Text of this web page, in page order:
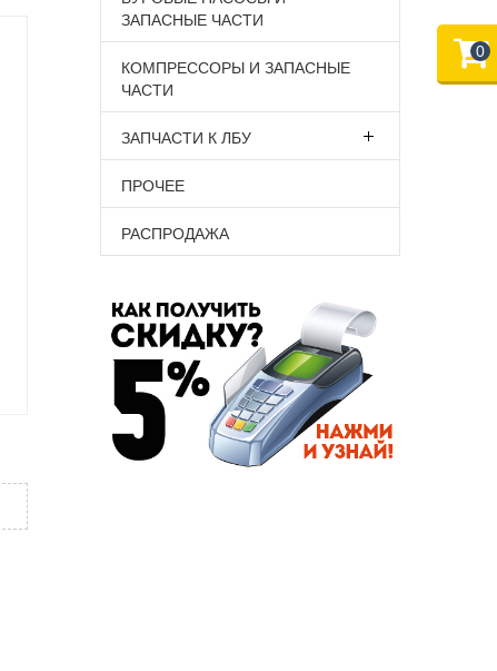
ЗАПАСНЫЕ ЧАСТИ
КОМПРЕССОРЫ И ЗАПАСНЫЕ
ЧАСТИ
ЗАПЧАСТИ К ЛБУ
ПРОЧЕЕ
РАСПРОДАЖА
0